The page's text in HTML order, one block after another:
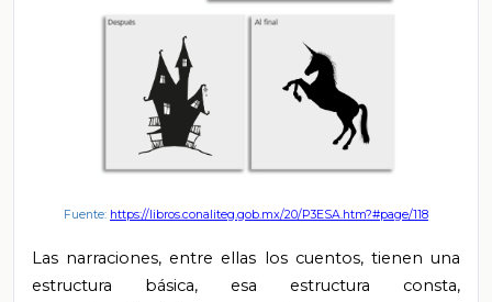
Fuente: https://libros.conaliteg.gob.mx/20/P3ESA.htm?#page/118
Las narraciones, entre ellas los cuentos, tienen una
estructura básica, esa estructura consta,